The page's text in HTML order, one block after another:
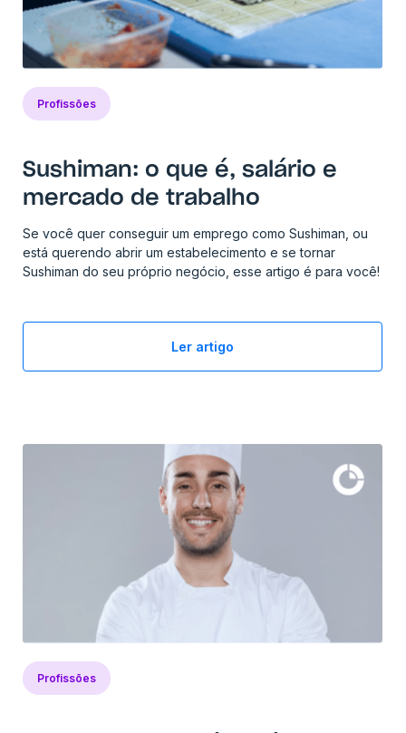
Profissões
Sushiman: o que é, salário e
mercado de trabalho
Se você quer conseguir um emprego como Sushiman, ou
está querendo abrir um estabelecimento e se tornar
Sushiman do seu próprio negócio, esse artigo é para você!
Ler artigo
Profissões